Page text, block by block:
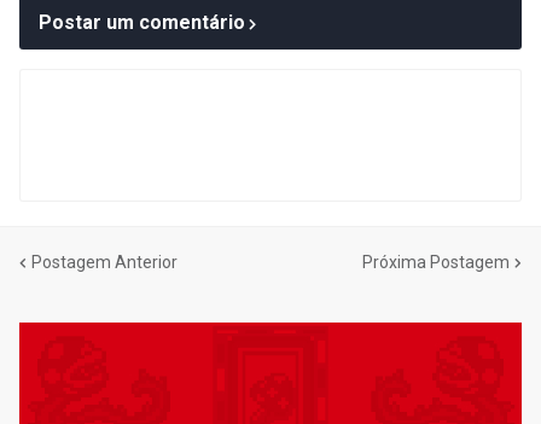
Postar um comentário
Postagem Anterior Próxima Postagem